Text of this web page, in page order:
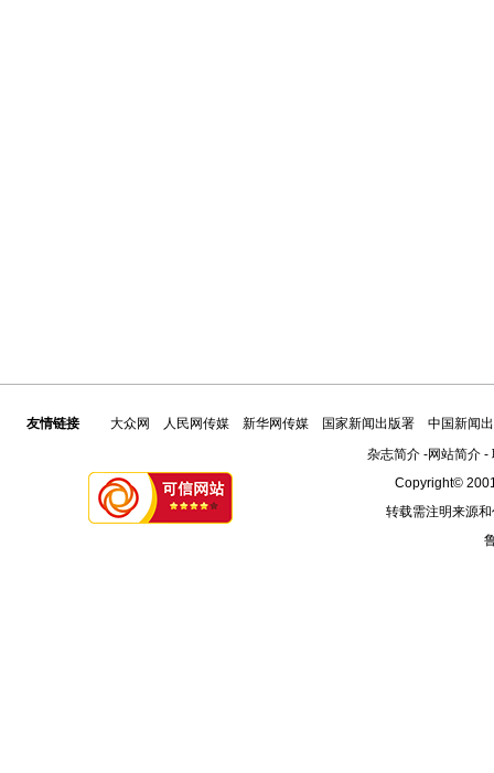
友情链接 大众网 人民网传媒 新华网传媒 国家新闻出版署
中国新闻
杂志简介-网站简介-
Copyright©
转载需注明来源